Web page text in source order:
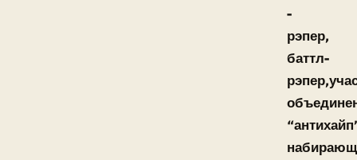
-
рэпер,
баттл-